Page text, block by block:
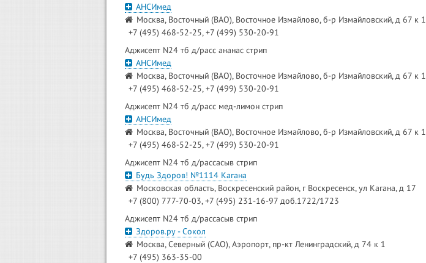
АНСИмед
Москва, Восточный (ВАО), Восточное Измайлово, б-р Измайловский, д 67 к 1
+7 (495) 468-52-25, +7 (499) 530-20-91
Аджисепт N24 тб д/расс ананас стрип
АНСИмед
Москва, Восточный (ВАО), Восточное Измайлово, б-р Измайловский, д 67 к 1
+7 (495) 468-52-25, +7 (499) 530-20-91
Аджисепт N24 тб д/расс мед-лимон стрип
АНСИмед
Москва, Восточный (ВАО), Восточное Измайлово, б-р Измайловский, д 67 к 1
+7 (495) 468-52-25, +7 (499) 530-20-91
Аджисепт N24 тб д/рассасыв стрип
Будь Здоров! №1114 Кагана
Московская область, Воскресенский район, г Воскресенск, ул Кагана, д 17
+7 (800) 777-70-03, +7 (495) 231-16-97 доб.1722/1723
Аджисепт N24 тб д/рассасыв стрип
Здоров.ру - Сокол
Москва, Северный (САО), Аэропорт, пр-кт Ленинградский, д 74 к 1
+7 (495) 363-35-00